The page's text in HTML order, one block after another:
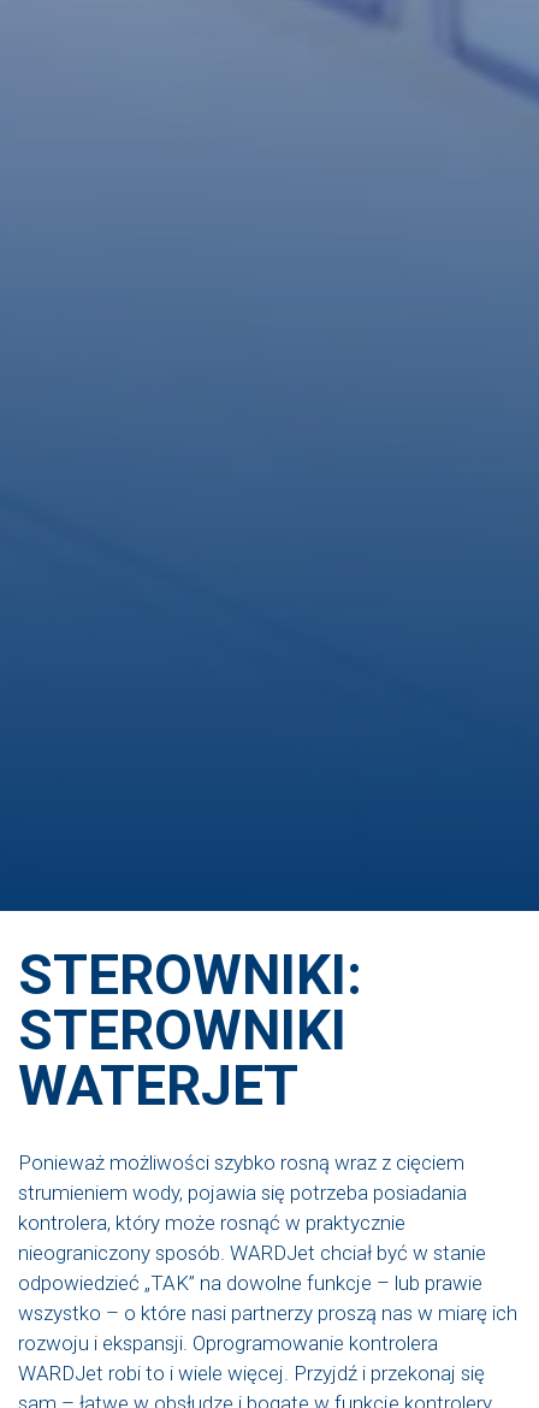
STEROWNIKI:
STEROWNIKI
WATERJET
Ponieważ możliwości szybko rosną wraz z cięciem
strumieniem wody, pojawia się potrzeba posiadania
kontrolera, który może rosnąć w praktycznie
nieograniczony sposób. WARDJet chciał być w stanie
odpowiedzieć „TAK” na dowolne funkcje – lub prawie
wszystko – o które nasi partnerzy proszą nas w miarę ich
rozwoju i ekspansji. Oprogramowanie kontrolera
WARDJet robi to i wiele więcej. Przyjdź i przekonaj się